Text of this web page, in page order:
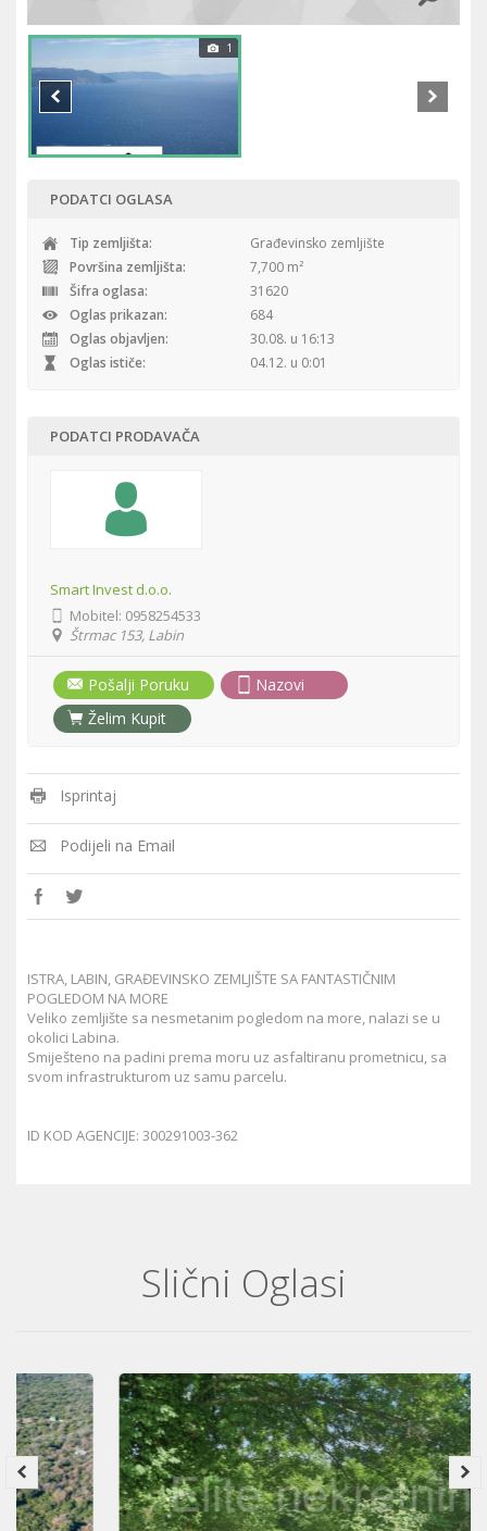
1
PODATCI OGLASA
Tip zemljišta:
Građevinsko zemljište
Površina zemljišta:
7,700 m²
Šifra oglasa:
31620
Oglas prikazan:
684
Oglas objavljen:
30.08. u 16:13
Oglas ističe:
04.12. u 0:01
PODATCI PRODAVAČA
Smart Invest d.o.o.
Mobitel: 0958254533
Štrmac 153, Labin
Pošalji Poruku
Nazovi
Želim Kupit
Isprintaj
Podijeli na Email
ISTRA, LABIN, GRAĐEVINSKO ZEMLJIŠTE SA FANTASTIČNIM
POGLEDOM NA MORE
Veliko zemljište sa nesmetanim pogledom na more, nalazi se u
okolici Labina.
Smiješteno na padini prema moru uz asfaltiranu prometnicu, sa
svom infrastrukturom uz samu parcelu.
ID KOD AGENCIJE: 300291003-362
Slični Oglasi